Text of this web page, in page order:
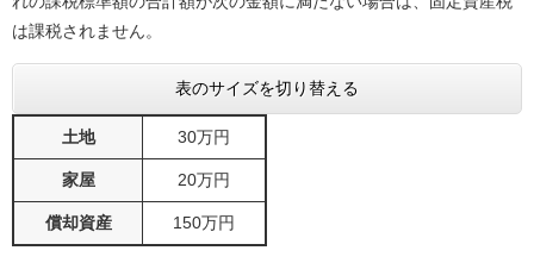
は課税されません。
表のサイズを切り替える
土地 30万円
家屋 20万円
償却資産 150万円